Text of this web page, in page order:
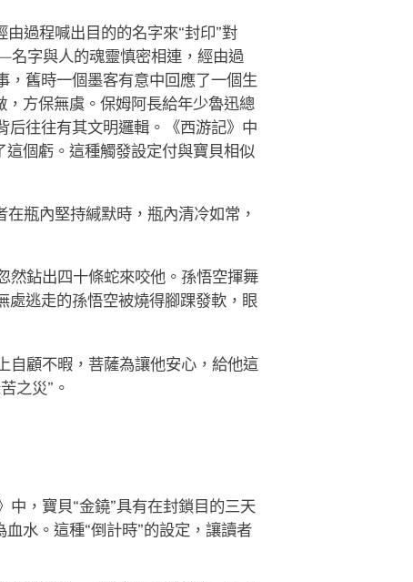
過程喊出目的的名字來“封印”對
字與人的魂靈慎密相連，經由過
，舊時一個墨客有意中回應了一個生
方保無虞。保姆阿長給年少魯迅總
后往往有其文明邏輯。《西游記》中
個虧。這種觸發設定付與寶貝相似
瓶內堅持緘默時，瓶內清冷如常，
然鉆出四十條蛇來咬他。孫悟空揮舞
處逃走的孫悟空被燒得腳踝發軟，眼
自顧不暇，菩薩為讓他安心，給他這
之災”。
，寶貝“金鐃”具有在封鎖目的三天
水。這種“倒計時”的設定，讓讀者